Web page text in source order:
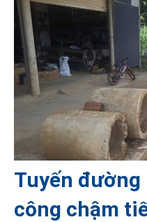
Tuyến
công chậm